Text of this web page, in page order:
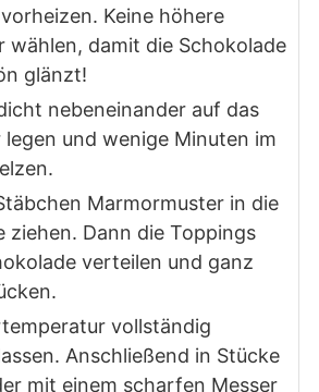
Keine höhere
wählen, damit die Schokolade
glänzt!
nebeneinander auf das
legen und wenige Minuten im
Marmormuster in die
ziehen. Dann die Toppings
verteilen und ganz
vollständig
Anschließend in Stücke
mit einem scharfen Messer